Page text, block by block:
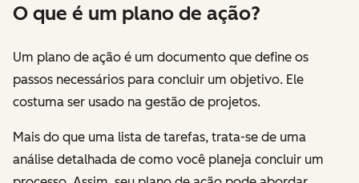
O que é um plano de ação?
Um plano de ação é um documento que define os
passos necessários para concluir um objetivo. Ele
costuma ser usado na gestão de projetos.
Mais do que uma lista de tarefas, trata-se de uma
análise detalhada de como você planeja concluir um